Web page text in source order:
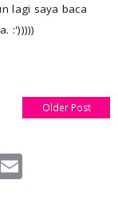
lagi saya baca
:')))))
Older Post